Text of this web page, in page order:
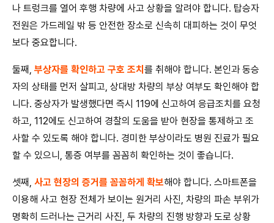
나 트렁크를 열어 후행 차량에 사고 상황을 알려야 합니다. 탑승자
전원은 가드레일 밖 등 안전한 장소로 신속히 대피하는 것이 무엇
보다 중요합니다.
둘째, 부상자를 확인하고 구호 조치 를 취해야 합니다. 본인과 동승
자의 상태를 먼저 살피고, 상대방 차량의 부상 여부도 확인해야 합
니다. 중상자가 발생했다면 즉시 119에 신고하여 응급조치를 요청
하고, 112에도 신고하여 경찰의 도움을 받아 현장을 통제하고 조
사할 수 있도록 해야 합니다. 경미한 부상이라도 병원 진료가 필요
할 수 있으니, 통증 여부를 꼼꼼히 확인하는 것이 좋습니다.
셋째, 사고 현장의 증거를 꼼꼼하게 확보해야 합니다. 스마트폰을
이용해 사고 현장 전체가 보이는 원거리 사진, 차량의 파손 부위가
명확히 드러나는 근거리 사진, 두 차량의 진행 방향과 도로 상황